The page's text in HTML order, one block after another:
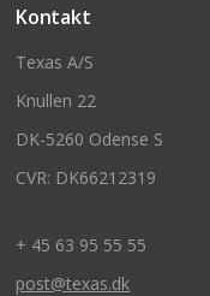
Kontakt
Texas A/S
Knullen 22
DK-5260 Odense S
CVR: DK66212319
+ 45 63 95 55 55
post@texas.dk